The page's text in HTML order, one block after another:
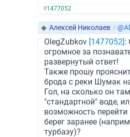
#1477052
◆ Алексей Николаев /
OlegZubkov [1477052]:
огромное за
развернутый ответ!
Также прошу
брода с реки Шумак
Гол, на сколько он
"стандартной" воде,
возможность
берег заранее
турбазу)?